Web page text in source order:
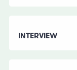
INTERVIEW